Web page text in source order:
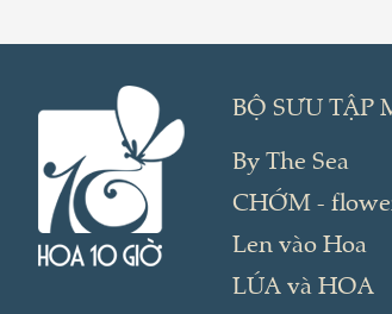
BỘ SƯU TẬP
By The Sea
CHỚM -
Len vào Hoa
LÚA và HOA